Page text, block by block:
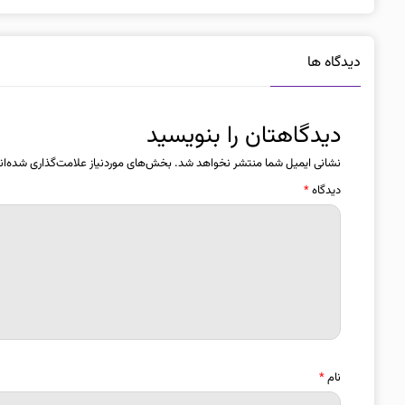
دیدگاه ها
دیدگاهتان را بنویسید
نشانی ایمیل شما منتشر نخواهد شد. بخش‌های موردنیاز علامت‌گذاری
دیدگاه*
نام*